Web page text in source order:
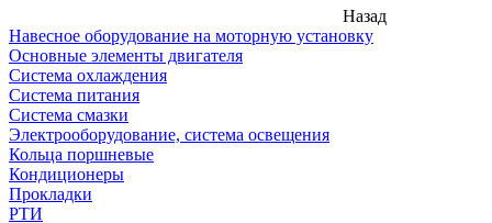
Назад
Навесное оборудование на моторную установку
Основные элементы двигателя
Система охлаждения
Система питания
Система смазки
Электрооборудование, система освещения
Кольца поршневые
Кондиционеры
Прокладки
РТИ